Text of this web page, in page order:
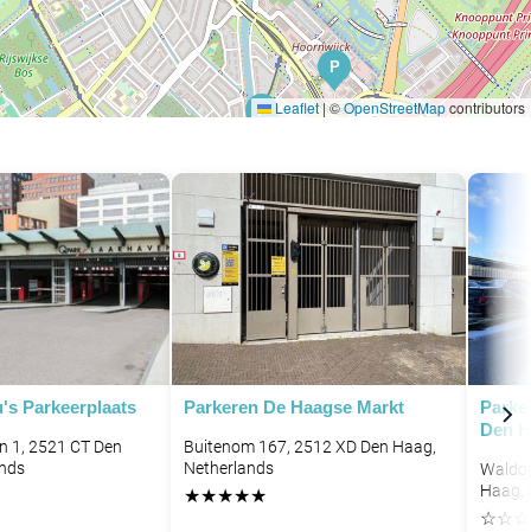
P
P
P
Leaflet|©OpenStreetMapcontributors
Parkeerplaats
1, 2521 CT Den
Parkeren De Haagse Markt
Buitenom 167, 2512 XD Den Haag,
Netherlands
★★★★★
Den
Haag,
☆☆